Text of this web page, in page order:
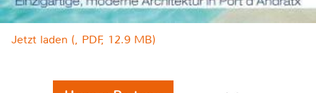
Jetzt laden (, PDF, 12.9 MB)